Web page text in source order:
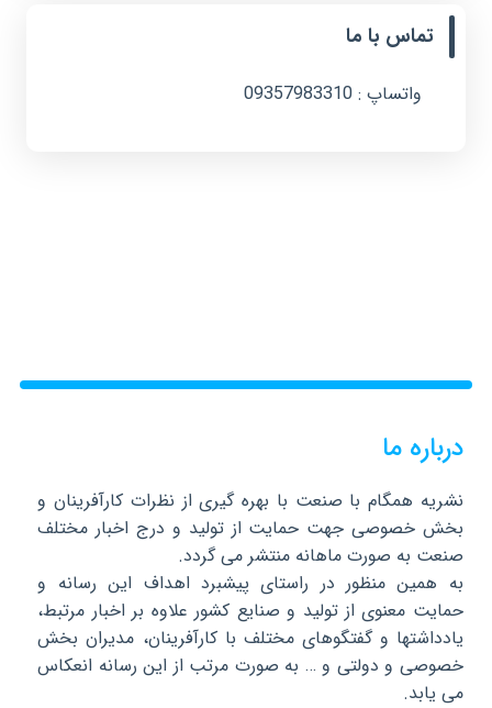
تماس با ما
واتساپ : 09357983310
درباره ما
نشریه همگام با صنعت با بهره گیری از نظرات کارآفرینان و
بخش خصوصی جهت حمایت از تولید و درج اخبار مختلف
صنعت به صورت ماهانه منتشر می گردد.
به همین منظور در راستای پیشبرد اهداف این رسانه و
حمایت معنوی از تولید و صنایع کشور علاوه بر اخبار مرتبط،
یادداشتها و گفتگوهای مختلف با کارآفرینان، مدیران بخش
خصوصی و دولتی و … به صورت مرتب از این رسانه انعکاس
می یابد.